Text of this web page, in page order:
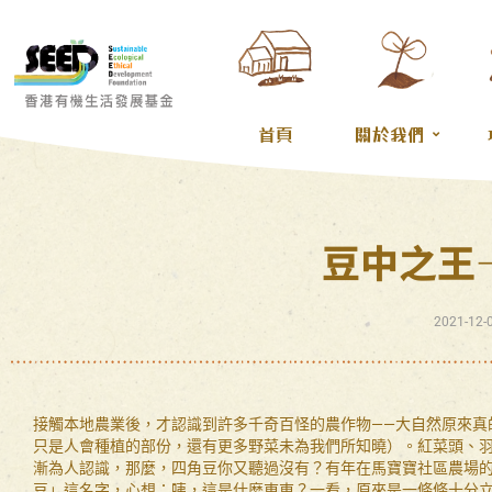
首頁 關於我們
豆中之
2021-12-
接觸本地農業後，才認識到許多千奇百怪的農作物——大自然原來真
只是人會種植的部份，還有更多野菜未為我們所知曉）。紅菜頭、
漸為人認識，那麼，四角豆你又聽過沒有？有年在馬寶寶社區農場